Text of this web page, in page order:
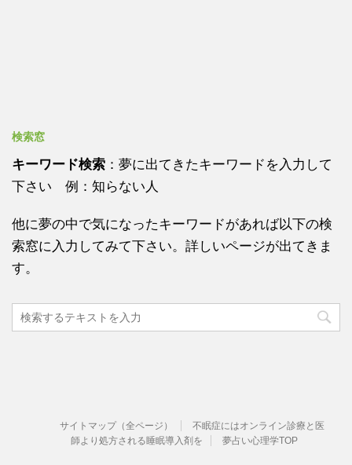
検索窓
キーワード検索 ：夢に出てきたキーワードを入力して
下さい 例：知らない人
他に夢の中で気になったキーワードがあれば以下の検
索窓に入力してみて下さい。詳しいページが出てきま
す。
サイトマップ（全ページ）
不眠症にはオンライン診療と医
師より処方される睡眠導入剤を
夢占い心理学TOP